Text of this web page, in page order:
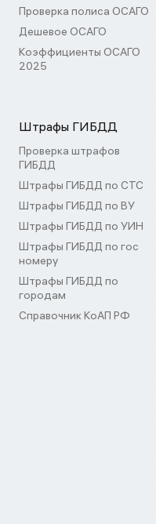
Проверка полиса ОСАГО
Дешевое ОСАГО
Коэффициенты ОСАГО
2025
Штрафы ГИБДД
Проверка штрафов
ГИБДД
Штрафы ГИБДД по СТС
Штрафы ГИБДД по ВУ
Штрафы ГИБДД по УИН
Штрафы ГИБДД по гос
номеру
Штрафы ГИБДД по
городам
Справочник КоАП РФ